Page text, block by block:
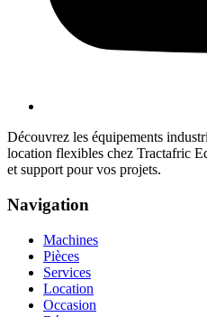
Découvrez les équipements
location flexibles chez Tractafric
et support pour vos projets.
Navigation
Machines
Pièces
Services
Location
Occasion